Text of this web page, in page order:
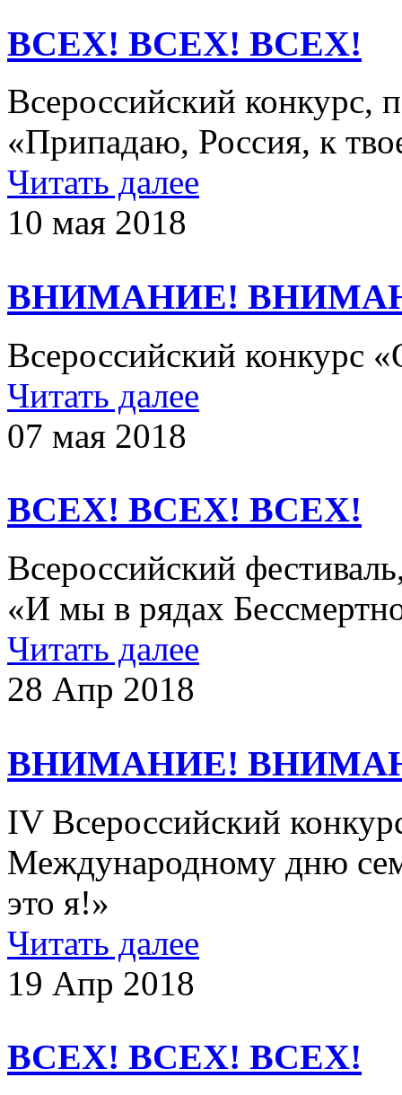
ВСЕХ! ВСЕХ! ВСЕХ!
Всероссийский
«Припадаю, Россия, к
Читать далее
10 мая 2018
ВНИМАНИЕ!
Всероссийский конкурс
Читать далее
07 мая 2018
ВСЕХ! ВСЕХ! ВСЕХ!
Всероссийский
«И мы в рядах
Читать далее
28 Апр 2018
ВНИМАНИЕ!
IV Всероссийский
Международному дню
это я!»
Читать далее
19 Апр 2018
ВСЕХ! ВСЕХ! ВСЕХ!